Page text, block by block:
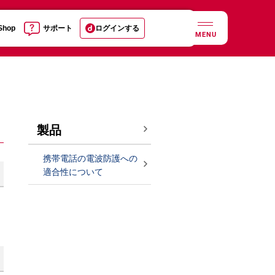
サポート ログインする
MENU
製品
携帯電話の電波防護への
適合性について